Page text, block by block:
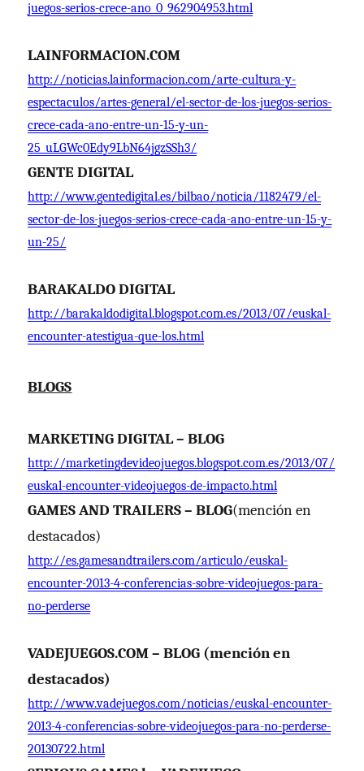
juegos-serios-crece-ano_0_962904953.html
LAINFORMACION.COM
http://noticias.lainformacion.com/arte-cultura-y-
espectaculos/artes-general/el-sector-de-los-juegos-serios-
crece-cada-ano-entre-un-15-y-un-
25_uLGWc0Edy9LbN64jgzSSh3/
GENTE DIGITAL
http://www.gentedigital.es/bilbao/noticia/1182479/el-
sector-de-los-juegos-serios-crece-cada-ano-entre-un-15-y-
un-25/
BARAKALDO DIGITAL
http://barakaldodigital.blogspot.com.es/2013/07/euskal-
encounter-atestigua-que-los.html
BLOGS
MARKETING DIGITAL – BLOG
http://marketingdevideojuegos.blogspot.com.es/2013/07/
euskal-encounter-videojuegos-de-impacto.html
GAMES AND TRAILERS – BLOG(mención en
destacados)
http://es.gamesandtrailers.com/articulo/euskal-
encounter-2013-4-conferencias-sobre-videojuegos-para-
no-perderse
VADEJUEGOS.COM – BLOG (mención en
destacados)
http://www.vadejuegos.com/noticias/euskal-encounter-
2013-4-conferencias-sobre-videojuegos-para-no-perderse-
20130722.html